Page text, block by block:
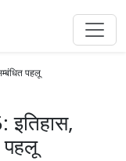
पहलू
इतिहास,
पहलू